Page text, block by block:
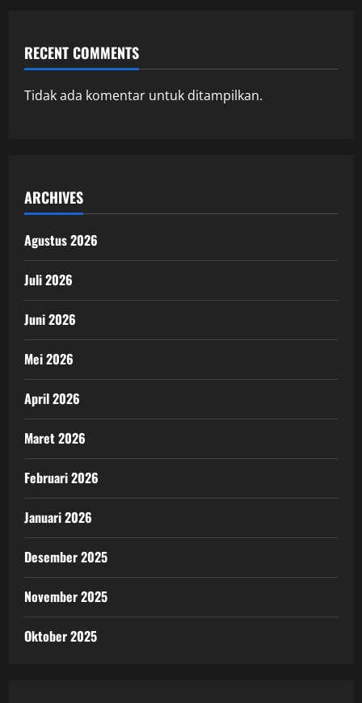
RECENT COMMENTS
Tidak ada komentar untuk ditampilkan.
ARCHIVES
Agustus 2026
Juli 2026
Juni 2026
Mei 2026
April 2026
Maret 2026
Februari 2026
Januari 2026
Desember 2025
November 2025
Oktober 2025